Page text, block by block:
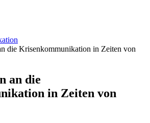
die Krisenkommunikation in Zeiten von
an die
in Zeiten von